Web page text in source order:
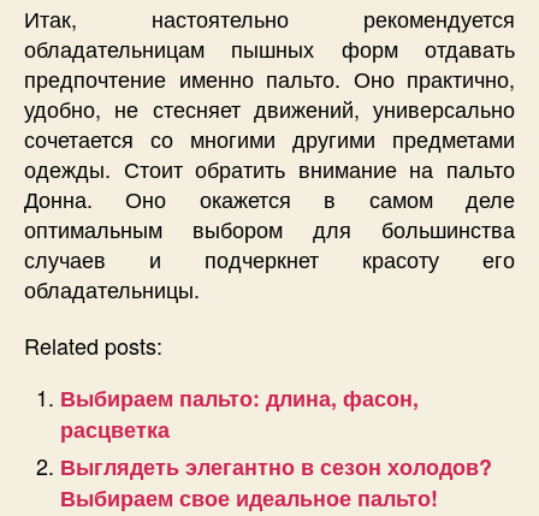
Итак, настоятельно рекомендуется
обладательницам пышных форм отдавать
предпочтение именно пальто. Оно практично,
удобно, не стесняет движений, универсально
сочетается со многими другими предметами
одежды. Стоит обратить внимание на пальто
Донна. Оно окажется в самом деле
оптимальным выбором для большинства
случаев и подчеркнет красоту его
обладательницы.
Related posts:
Выбираем пальто: длина, фасон,
расцветка
Выглядеть элегантно в сезон холодов?
Выбираем свое идеальное пальто!